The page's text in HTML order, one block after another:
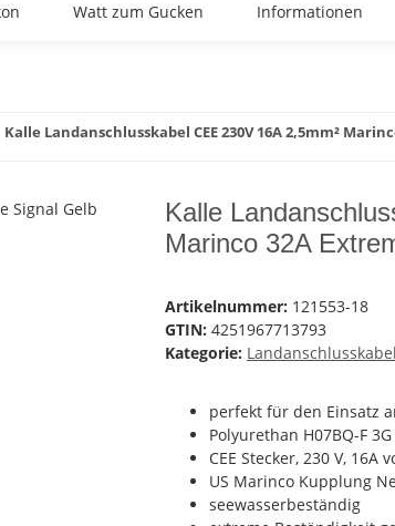
Watt zum Gucken Informationen
Kalle Landanschlusskabel CEE 230V 16A 2,5mm²
Kalle
Marinco 32A
Artikelnummer: 121553-18
GTIN: 4251967713793
Kategorie:
perfekt für den Einsatz
Polyurethan H07BQ-F 3G
CEE Stecker, 230 V, 16A
US Marinco Kupplung
seewasserbeständig